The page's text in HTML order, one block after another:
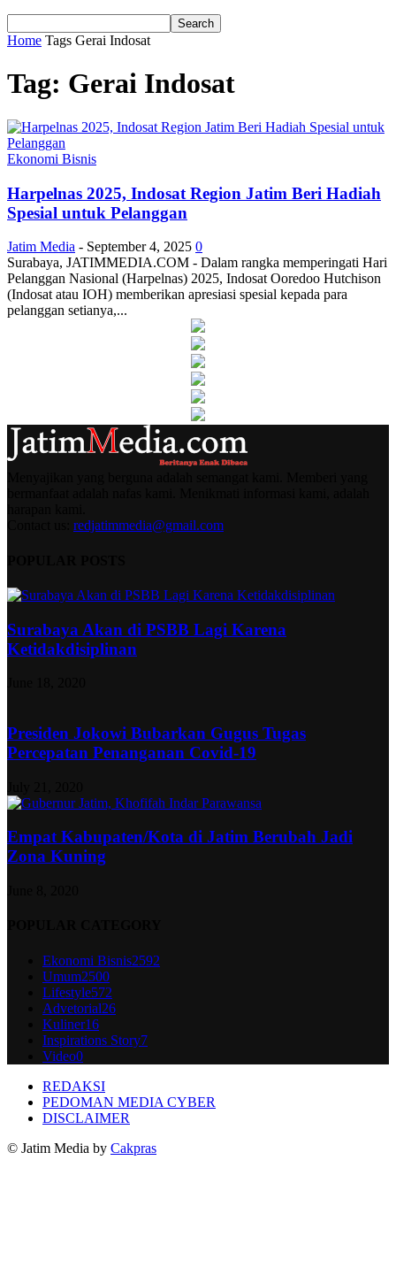
Home Tags Gerai Indosat
Tag: Gerai Indosat
Ekonomi Bisnis
Harpelnas 2025, Indosat Region Jatim Beri Hadiah
Spesial untuk Pelanggan
Jatim Media - September 4, 2025 0
Surabaya, JATIMMEDIA.COM - Dalam rangka memperingati Hari
Pelanggan Nasional (Harpelnas) 2025, Indosat Ooredoo Hutchison
(Indosat atau IOH) memberikan apresiasi spesial kepada para
pelanggan setianya,...
redjatimmedia@gmail.com
Surabaya Akan di PSBB Lagi Karena
Ketidakdisiplinan
Presiden Jokowi Bubarkan Gugus Tugas
Percepatan Penanganan Covid-19
Empat Kabupaten/Kota di Jatim Berubah Jadi
Zona Kuning
Ekonomi Bisnis2592
Umum2500
Lifestyle572
Advetorial26
Kuliner16
Inspirations Story7
Video0
REDAKSI
PEDOMAN MEDIA CYBER
DISCLAIMER
© Jatim Media by Cakpras